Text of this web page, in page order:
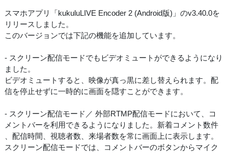
スマホアプリ「kukuluLIVE Encoder 2 (Android版)」のv3.40.0を
リリースしました。
このバージョンでは下記の機能を追加しています。
- スクリーン配信モードでもビデオミュートができるようになり
ました。
ビデオミュートすると、映像が真っ黒に差し替えられます。配
信を停止せずに一時的に画面を隠すことができます。
- スクリーン配信モード／ 外部RTMP配信モードにおいて、コ
メントバーを利用できるようになりました。新着コメント数件
、配信時間、視聴者数、来場者数を常に画面上に表示します。
スクリーン配信モードでは、コメントバーのボタンからマイク